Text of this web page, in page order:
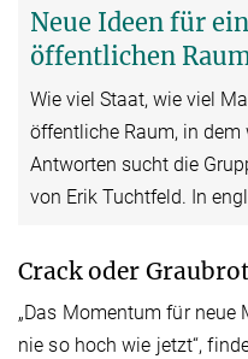
Neue Ideen für
öffentlichen
Wie viel Staat, wie viel
öffentliche Raum, in
Antworten sucht die
von Erik Tuchtfeld. In
Crack oder
„Das Momentum für
nie so hoch wie jetzt“,